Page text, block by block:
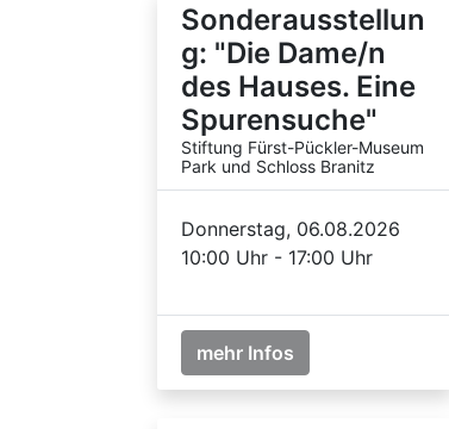
Sonderausstellun
g: "Die Dame/n
des Hauses. Eine
Spurensuche"
Stiftung Fürst-Pückler-Museum
Park und Schloss Branitz
Donnerstag, 06.08.2026
10:00 Uhr - 17:00 Uhr
mehr Infos